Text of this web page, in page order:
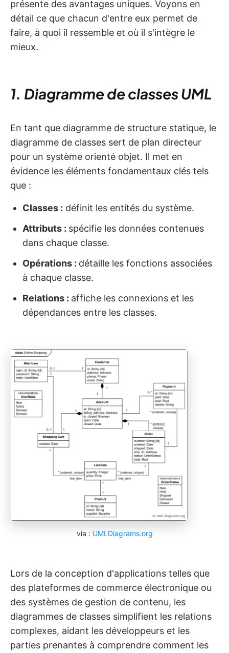
présente des avantages uniques. Voyons en
détail ce que chacun d'entre eux permet de
faire, à quoi il ressemble et où il s'intègre le
mieux.
1. Diagramme de classes UML
En tant que diagramme de structure statique, le
diagramme de classes sert de plan directeur
pour un système orienté objet. Il met en
évidence les éléments fondamentaux clés tels
que :
Classes : définit les entités du système.
Attributs : spécifie les données contenues
dans chaque classe.
Opérations : détaille les fonctions associées
à chaque classe.
Relations : affiche les connexions et les
dépendances entre les classes.
via : UMLDiagrams.org
Lors de la conception d'applications telles que
des plateformes de commerce électronique ou
des systèmes de gestion de contenu, les
diagrammes de classes simplifient les relations
complexes, aidant les développeurs et les
parties prenantes à comprendre comment les